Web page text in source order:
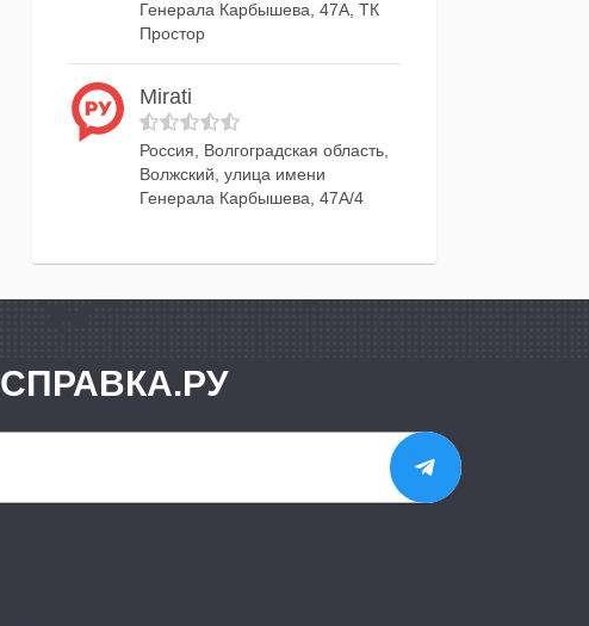
Генерала Карбышева, 47А, ТК
Простор
Mirati
Россия, Волгоградская область,
Волжский, улица имени
Генерала Карбышева, 47А/4
СПРАВКА.РУ